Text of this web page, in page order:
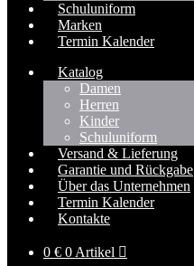
Schuluniform
Marken
Termin Kalender
Katalog
Damen
Herren
Kinder
Schuluniform
Versand & Lieferung
Garantie und Rückgabe
Über das Unternehmen
Termin Kalender
Kontakte
0 € 0 Artikel